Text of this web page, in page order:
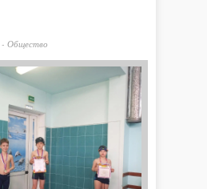
- Общество